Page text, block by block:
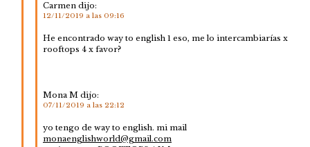
Carmen dijo:
12/11/2019 a las 09:16
He encontrado way to english 1 eso, me lo intercambiarías x
rooftops 4 x favor?
Mona M dijo:
07/11/2019 a las 22:12
yo tengo de way to english. mi mail
monaenglishworld@gmail.com